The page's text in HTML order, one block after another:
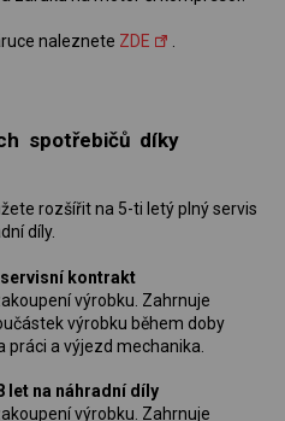
naleznete ZDE
spotřebičů díky
rozšířit na 5-ti letý plný servis
díly.
kontrakt
výrobku. Zahrnuje
výrobku během doby
a výjezd mechanika.
let na náhradní díly
výrobku. Zahrnuje